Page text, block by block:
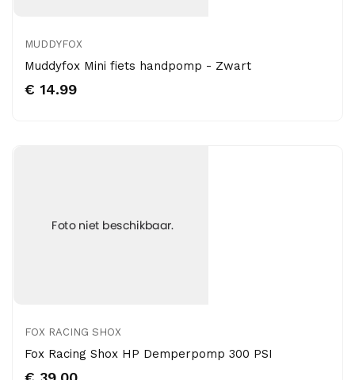
MUDDYFOX
Muddyfox Mini fiets handpomp - Zwart
€ 14.99
FOX RACING SHOX
Fox Racing Shox HP Demperpomp 300 PSI